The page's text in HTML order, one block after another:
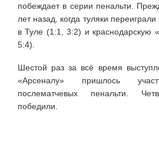
побеждает в серии пенальти.
лет назад, когда туляки
в Туле (1:1, 3:2) и краснодарскую
5:4).
Шестой раз за всё время
«Арсеналу» пришлось
послематчевых пенальти.
победили.